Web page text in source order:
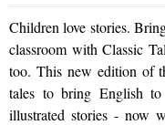
Children love stories.
classroom with Classic
too. This new edition of
tales to bring English
illustrated stories - now